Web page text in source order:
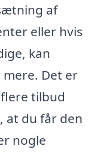
af
eller hvis
kan
Det er
tilbud
at du får den
nogle